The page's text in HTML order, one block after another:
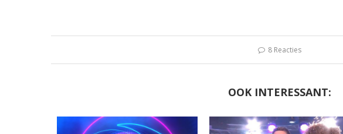
8 Reacties
OOK INTERESSANT: